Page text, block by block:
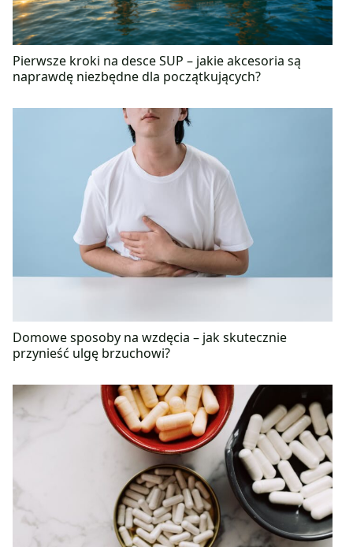
Pierwsze kroki na desce SUP – jakie akcesoria są
naprawdę niezbędne dla początkujących?
Domowe sposoby na wzdęcia – jak skutecznie
przynieść ulgę brzuchowi?